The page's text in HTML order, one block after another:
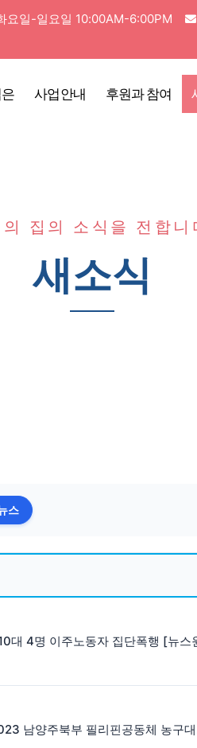
요일-일요일 10:00AM-6:00PM
사업안내 후원과 참여
의 집의 소식을 전합니
새소식
스
대 4명 이주노동자 집단폭행 [뉴스